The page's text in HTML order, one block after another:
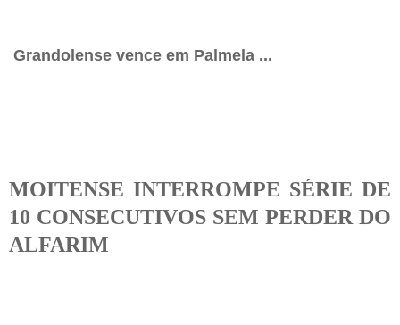
Grandolense vence em Palmela ...
MOITENSE INTERROMPE SÉRIE DE
10 CONSECUTIVOS SEM PERDER DO
ALFARIM